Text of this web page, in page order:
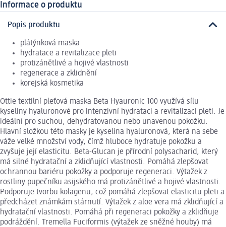
Informace o produktu
Popis produktu
plátýnková maska
hydratace a revitalizace pleti
protizánětlivé a hojivé vlastnosti
regenerace a zklidnění
korejská kosmetika
Ottie textilní pleťová maska Beta Hyauronic 100 využívá sílu
kyseliny hyaluronové pro intenzivní hydrataci a revitalizaci pleti. Je
ideální pro suchou, dehydratovanou nebo unavenou pokožku.
Hlavní složkou této masky je kyselina hyaluronová, která na sebe
váže velké množství vody, čímž hluboce hydratuje pokožku a
zvyšuje její elasticitu. Beta-Glucan je přírodní polysacharid, který
má silné hydratační a zklidňující vlastnosti. Pomáhá zlepšovat
ochrannou bariéru pokožky a podporuje regeneraci. Výtažek z
rostliny pupečníku asijského má protizánětlivé a hojivé vlastnosti.
Podporuje tvorbu kolagenu, což pomáhá zlepšovat elasticitu pleti a
předcházet známkám stárnutí. Výtažek z aloe vera má zklidňující a
hydratační vlastnosti. Pomáhá při regeneraci pokožky a zklidňuje
podráždění. Tremella Fuciformis (výtažek ze sněžné houby) má